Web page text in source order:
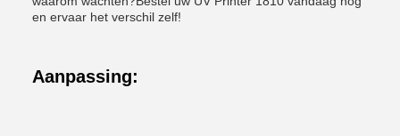
en ervaar het verschil zelf!
Aanpassing: